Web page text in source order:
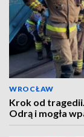
WROCŁAW
Krok od
Odrą i mogła